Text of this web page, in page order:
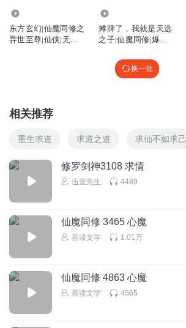
东方玄幻|仙魔同修之
异世至尊|仙侠|无限
摊牌了，我就是天选
之子|仙魔同修|爆笑
换一批
相关推荐
重生求道 求道之道 求仙不如求己
修罗剑神3108 求情
伍壹先生 4489
仙魔同修 3465 心魔
善读文学 1.01万
仙魔同修 4863 心魔
善读文学 4565